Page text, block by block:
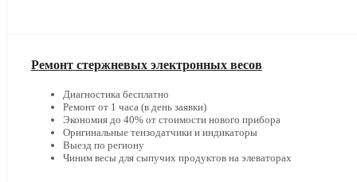
Ремонт стержневых электронных весов
Диагностика бесплатно
Ремонт от 1 часа (в день заявки)
Экономия до 40% от стоимости нового прибора
Оригинальные тензодатчики и индикаторы
Выезд по региону
Чиним весы для сыпучих продуктов на элеваторах